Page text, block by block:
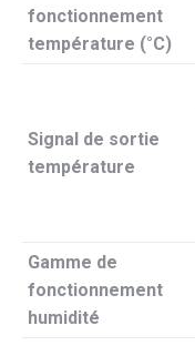
fonctionnement
température (°C)
Signal de sortie
température
Gamme de
fonctionnement
humidité